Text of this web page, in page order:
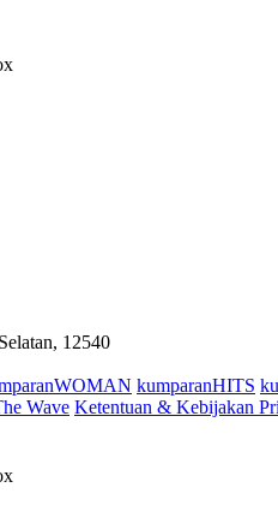
12540
kumparanHITS
Wave Ketentuan & Kebijakan